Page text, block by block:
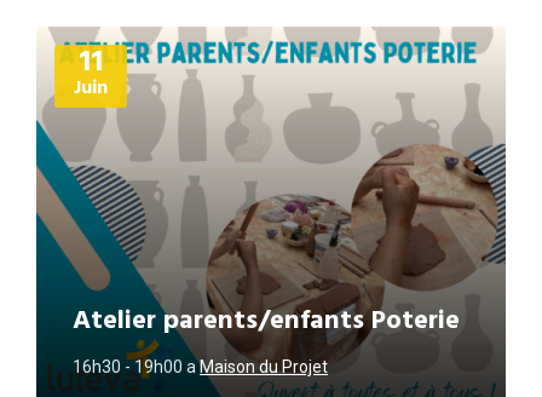
11
Juin
Atelier parents/enfants Poterie
16h30 - 19h00 aMaison du Projet
Plus
d'informations